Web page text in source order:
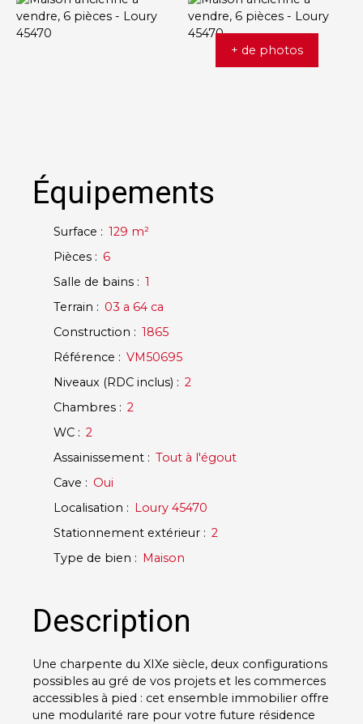
+ de photos
Équipements
Surface : 129 m²
Pièces : 6
Salle de bains : 1
Terrain : 03 a 64 ca
Construction : 1865
Référence : VM50695
Niveaux (RDC inclus) : 2
Chambres : 2
WC : 2
Assainissement : Tout à l'égout
Cave : Oui
Localisation : Loury 45470
Stationnement extérieur : 2
Type de bien : Maison
Description
Une charpente du XIXe siècle, deux configurations
possibles au gré de vos projets et les commerces
accessibles à pied : cet ensemble immobilier offre
une modularité rare pour votre future résidence